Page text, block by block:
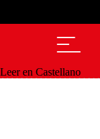
Leer en Castellano